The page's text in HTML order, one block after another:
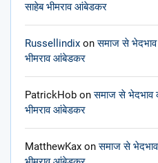
साहेब भीमराव आंबेडकर
Russellindix onसमाज से भेदभाव
भीमराव आंबेडकर
PatrickHob onसमाज से भेदभाव
भीमराव आंबेडकर
MatthewKax onसमाज से भेदभाव